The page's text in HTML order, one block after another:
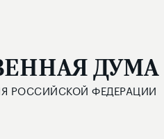
ДУМА
РОССИЙСКОЙ ФЕДЕРАЦИИ